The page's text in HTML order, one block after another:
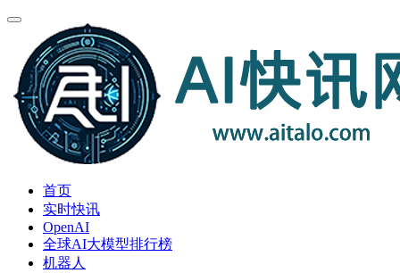
首页
实时快讯
OpenAI
全球AI大模型排行榜
机器人